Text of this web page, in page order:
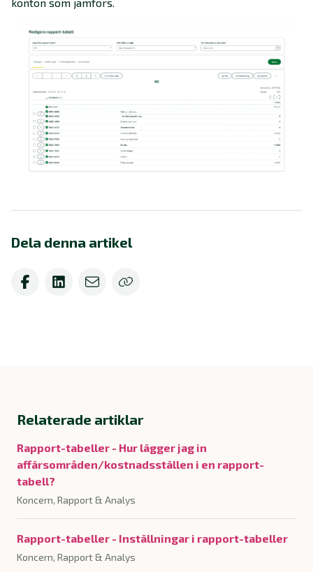
Dela denna artikel
Relaterade artiklar
Rapport-tabeller - Hur lägger jag in
affärsområden/kostnadsställen i en rapport-
tabell?
Koncern, Rapport & Analys
Rapport-tabeller - Inställningar i rapport-tabeller
Koncern, Rapport & Analys